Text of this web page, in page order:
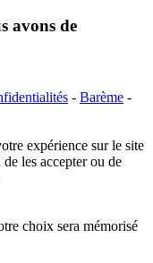
avons de
- Barème -
expérience sur le site
les accepter ou de
choix sera mémorisé